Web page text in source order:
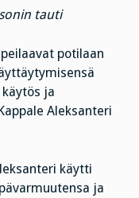
tauti
potilaan
ja
Aleksanteri
käytti
ja